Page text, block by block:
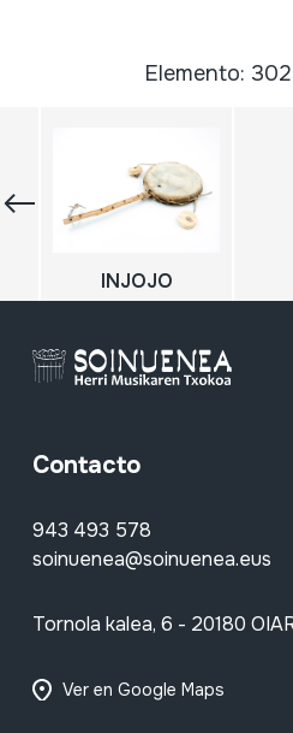
Elemento:
INJOJO
Contacto
943 493 578
soinuenea@soinuenea.eus
Tornola kalea, 6 - 20180
Ver en Google Maps